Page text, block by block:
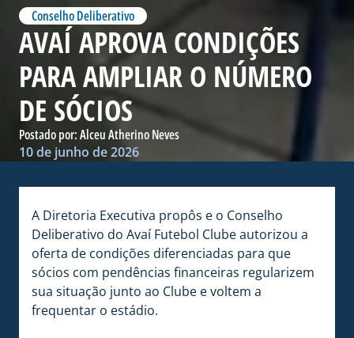
Conselho Deliberativo
AVAÍ APROVA CONDIÇÕES
PARA AMPLIAR O NÚMERO
DE SÓCIOS
Postado por:Alceu Atherino Neves
10 de junho de 2026
A Diretoria Executiva propôs e o Conselho
Deliberativo do Avaí Futebol Clube autorizou a
oferta de condições diferenciadas para que
sócios com pendências financeiras regularizem
sua situação junto ao Clube e voltem a
frequentar o estádio.